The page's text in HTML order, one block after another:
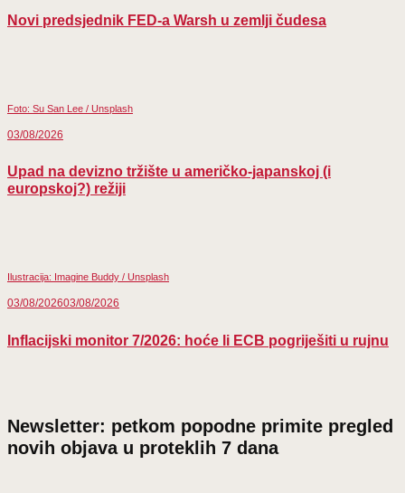
Novi predsjednik FED-a Warsh u zemlji čudesa
Foto: Su San Lee / Unsplash
03/08/2026
Upad na devizno tržište u američko-japanskoj (i
europskoj?) režiji
Ilustracija: Imagine Buddy / Unsplash
03/08/202603/08/2026
Inflacijski monitor 7/2026: hoće li ECB pogriješiti u rujnu
Newsletter: petkom popodne primite pregled
novih objava u proteklih 7 dana